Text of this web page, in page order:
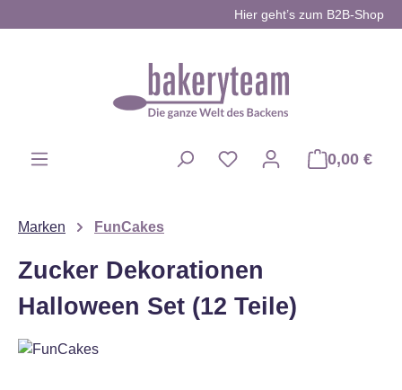
Hier geht’s zum B2B-Shop
0,00 €
Marken FunCakes
Zucker Dekorationen
Halloween Set (12 Teile)